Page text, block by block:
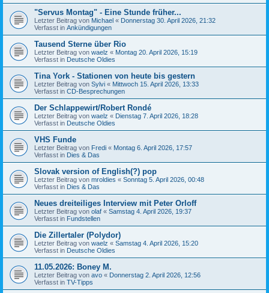
"Servus Montag" - Eine Stunde früher...
Letzter Beitrag von Michael « Donnerstag 30. April 2026, 21:32
Verfasst in Ankündigungen
Tausend Sterne über Rio
Letzter Beitrag von waelz « Montag 20. April 2026, 15:19
Verfasst in Deutsche Oldies
Tina York - Stationen von heute bis gestern
Letzter Beitrag von Sylvi « Mittwoch 15. April 2026, 13:33
Verfasst in CD-Besprechungen
Der Schlappewirt/Robert Rondé
Letzter Beitrag von waelz « Dienstag 7. April 2026, 18:28
Verfasst in Deutsche Oldies
VHS Funde
Letzter Beitrag von Fredi « Montag 6. April 2026, 17:57
Verfasst in Dies & Das
Slovak version of English(?) pop
Letzter Beitrag von mroldies « Sonntag 5. April 2026, 00:48
Verfasst in Dies & Das
Neues dreiteiliges Interview mit Peter Orloff
Letzter Beitrag von olaf « Samstag 4. April 2026, 19:37
Verfasst in Fundstellen
Die Zillertaler (Polydor)
Letzter Beitrag von waelz « Samstag 4. April 2026, 15:20
Verfasst in Deutsche Oldies
11.05.2026: Boney M.
Letzter Beitrag von avo « Donnerstag 2. April 2026, 12:56
Verfasst in TV-Tipps